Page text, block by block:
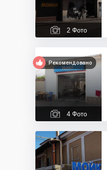
2 Фото
Рекомендовано
4 Фото